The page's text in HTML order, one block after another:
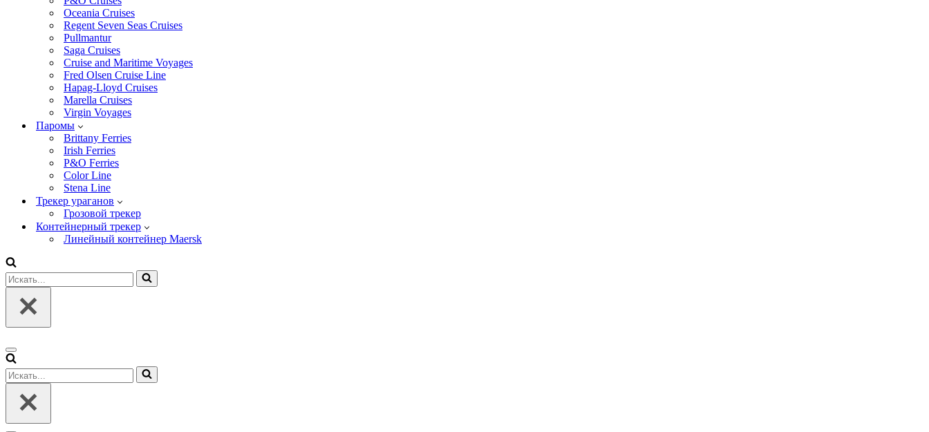
Oceania Cruises
Regent Seven Seas Cruises
Pullmantur
Saga Cruises
Cruise and Maritime Voyages
Fred Olsen Cruise Line
Hapag-Lloyd Cruises
Marella Cruises
Virgin Voyages
Паромы
Brittany Ferries
Irish Ferries
P&O Ferries
Color Line
Stena Line
Трекер ураганов
Грозовой трекер
Контейнерный трекер
Линейный контейнер Maersk
Искать...
Меню
навигации
Искать...